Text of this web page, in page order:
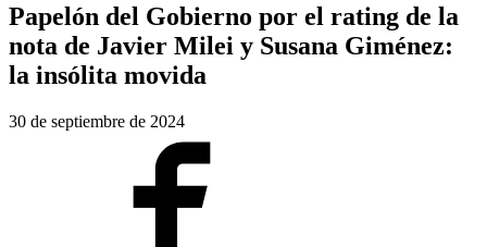
Papelón del Gobierno por el rating de la
nota de Javier Milei y Susana Giménez:
la insólita movida
30 de septiembre de 2024